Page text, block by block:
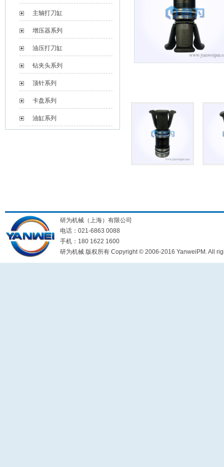
主轴打刀缸
增压器系列
油压打刀缸
钻夹头系列
顶针系列
卡盘系列
油缸系列
研为机械（上海）有限公司
电话：021-6863 0088
手机：180 1622 1600
研为机械 版权所有 Copyright © 2006-2016 YanweiPM. All